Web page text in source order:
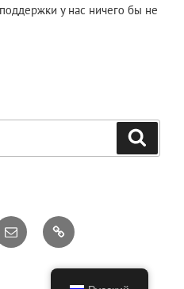
у нас ничего бы не
Email AO3